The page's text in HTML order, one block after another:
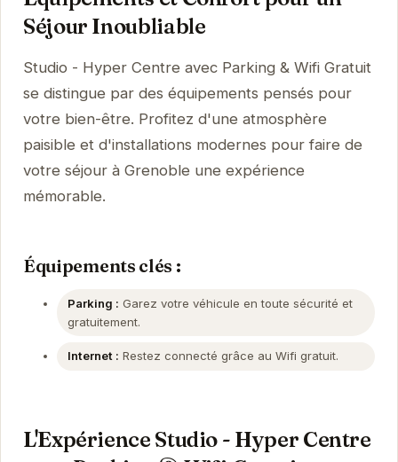
Séjour Inoubliable
Studio - Hyper Centre avec Parking & Wifi Gratuit
se distingue par des équipements pensés pour
votre bien-être. Profitez d'une atmosphère
paisible et d'installations modernes pour faire de
votre séjour à Grenoble une expérience
mémorable.
Équipements clés :
Parking : Garez votre véhicule en toute sécurité et
gratuitement.
Internet : Restez connecté grâce au Wifi gratuit.
L'Expérience Studio - Hyper Centre